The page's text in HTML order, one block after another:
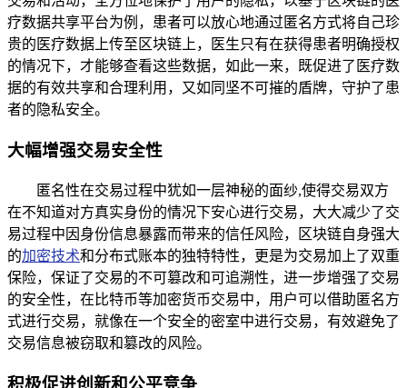
疗数据共享平台为例，患者可以放心地通过匿名方式将自己珍
贵的医疗数据上传至区块链上，医生只有在获得患者明确授权
的情况下，才能够查看这些数据，如此一来，既促进了医疗数
据的有效共享和合理利用，又如同坚不可摧的盾牌，守护了患
者的隐私安全。
大幅增强交易安全性
匿名性在交易过程中犹如一层神秘的面纱,使得交易双方
在不知道对方真实身份的情况下安心进行交易，大大减少了交
易过程中因身份信息暴露而带来的信任风险，区块链自身强大
的加密技术和分布式账本的独特特性，更是为交易加上了双重
保险，保证了交易的不可篡改和可追溯性，进一步增强了交易
的安全性，在比特币等加密货币交易中，用户可以借助匿名方
式进行交易，就像在一个安全的密室中进行交易，有效避免了
交易信息被窃取和篡改的风险。
积极促进创新和公平竞争